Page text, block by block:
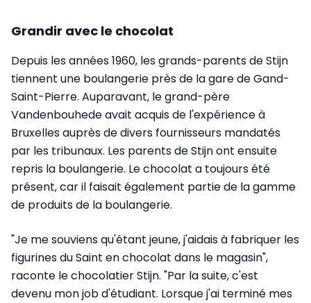
Grandir avec le chocolat
Depuis les années 1960, les grands-parents de Stijn
tiennent une boulangerie près de la gare de Gand-
Saint-Pierre. Auparavant, le grand-père
Vandenbouhede avait acquis de l'expérience à
Bruxelles auprès de divers fournisseurs mandatés
par les tribunaux. Les parents de Stijn ont ensuite
repris la boulangerie. Le chocolat a toujours été
présent, car il faisait également partie de la gamme
de produits de la boulangerie.
"Je me souviens qu'étant jeune, j'aidais à fabriquer les
figurines du Saint en chocolat dans le magasin",
raconte le chocolatier Stijn. "Par la suite, c'est
devenu mon job d'étudiant. Lorsque j'ai terminé mes